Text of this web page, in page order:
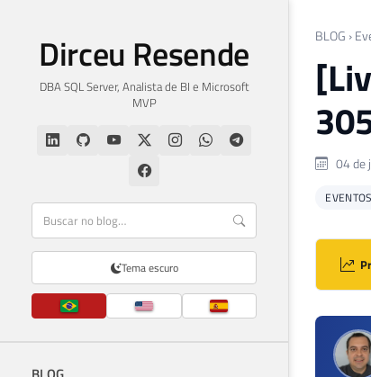
Dirceu Resende
DBA SQL Server, Analista de BI e Microsoft
MVP
Tema escuro
BLOG ›
04 de